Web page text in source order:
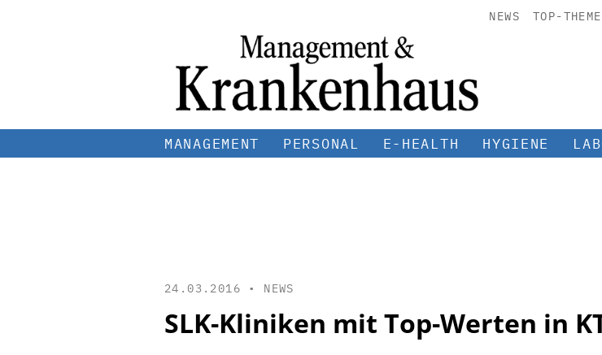
NEWS TOP-
MANAGEMENT PERSONAL E-HEALTH HYGIENE
24.03.2016 • NEWS
SLK-Kliniken mit Top-Werten in